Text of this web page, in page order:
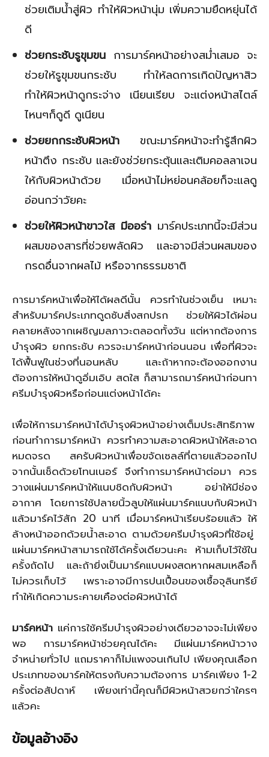
ช่วยเติมน้ำสู่ผิว ทำให้ผิวหน้านุ่ม เพิ่มความยืดหยุ่นได้
ดี
ช่วยกระชับรูขุมขน การมาร์คหน้าอย่างสม่ำเสมอ จะ
ช่วยให้รูขุมขนกระชับ ทำให้ลดการเกิดปัญหาสิว
ทำให้ผิวหน้าดูกระจ่าง เนียนเรียบ จะแต่งหน้าสไตล์
ไหนๆก็ดูดี ดูเนียน
ช่วยยกกระชับผิวหน้า ขณะมาร์คหน้าจะทำรู้สึกผิว
หน้าตึง กระชับ และยังช่ว่ยกระตุ้นและเติมคอลลาเจน
ให้กับผิวหน้าด้วย เมื่อหน้าไม่หย่อนคล้อยก็จะแลดู
อ่อนกว่าวัยคะ
ช่วยให้ผิวหน้าขาวใส มีออร่า มาร์คประเภทนี้จะมีส่วน
ผสมของสารที่ช่วยพลัดผิว และอาจมีส่วนผสมของ
กรดอื่นจากผลไม้ หรือจากธรรมชาติ
การมาร์คหน้าเพื่อให้ได้ผลดีนั้น ควรทำในช่วงเย็น เหมาะ
สำหรับมาร์คประเภทดูดซับสิ่งสกปรก ช่วยให้ผิวได้ผ่อน
คลายหลังจากเผชิญมลภาวะตลอดทั้งวัน แต่หากต้องการ
บำรุงผิว ยกกระชับ ควรจะมาร์คหน้าก่อนนอน เพื่อที่ผิวจะ
ได้ฟื้นฟูในช่วงที่นอนหลับ และถ้าหากจะต้องออกงาน
ต้องการให้หน้าดูอิ่มเอิบ สดใส ก็สามารถมาร์คหน้าก่อนทา
ครีมบำรุงผิวหรือก่อนแต่งหน้าได้คะ
เพื่อให้การมาร์คหน้าได้บำรุงผิวหน้าอย่างเต็มประสิทธิภาพ
ก่อนทำการมาร์คหน้า ควรทำความสะอาดผิวหน้าให้สะอาด
หมดจรด สครับผิวหน้าเพื่อขจัดเซลล์ที่ตายแล้วออกไป
จากนั้นเช็ดด้วยโทนเนอร์ จึงทำการมาร์คหน้าต่อมา ควร
วางแผ่นมาร์คหน้าให้แนบชิดกับผิวหน้า อย่าให้มีช่อง
อากาศ โดยการใช้ปลายนิ้วลูบให้แผ่นมาร์คแนบกับผิวหน้า
แล้วมาร์คไว้สัก 20 นาที เมื่อมาร์คหน้าเรียบร้อยแล้ว ให้
ล้างหน้าออกด้วยน้ำสะอาด ตามด้วยครีมบำรุงผิวที่ใช้อยู่
แผ่นมาร์คหน้าสามารถใช้ได้ครั้งเดียวนะคะ ห้ามเก็บไว้ใช้ใน
ครั้งถัดไป และถ้ายิ่งเป็นมาร์คแบบผงสดหากผสมเหลือก็
ไม่ควรเก็บไว้ เพราะอาจมีการปนเปื้อนของเชื้อจุลินทรีย์
ทำให้เกิดความระคายเคืองต่อผิวหน้าได้
มาร์คหน้า แค่การใช้ครีมบำรุงผิวอย่างเดียวอาจจะไม่เพียง
พอ การมาร์คหน้าช่วยคุณได้คะ มีแผ่นมาร์คหน้าวาง
จำหน่ายทั่วไป แถมราคาก็ไม่แพงจนเกินไป เพียงคุณเลือก
ประเภทของมาร์คให้ตรงกับความต้องการ มาร์คเพียง 1-2
ครั้งต่อสัปดาห์ เพียงเท่านี้คุณก็มีผิวหน้าสวยกว่าใครๆ
แล้วคะ
ข้อมูลอ้างอิง